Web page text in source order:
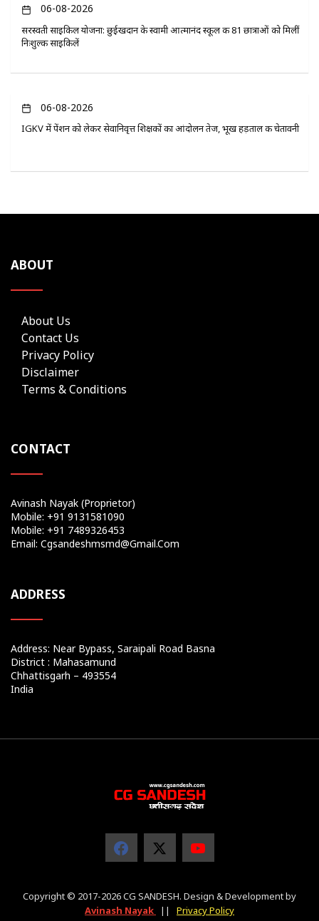
06-08-2026
सरस्वती साइकिल योजना: छुईखदान के स्वामी आत्मानंद स्कूल की 81 छात्राओं को मिलीं
निःशुल्क साइकिलें
06-08-2026
IGKV में पेंशन को लेकर सेवानिवृत्त शिक्षकों का आंदोलन तेज, भूख हड़ताल की चेतावनी
ABOUT
About Us
Contact Us
Privacy Policy
Disclaimer
Terms & Conditions
CONTACT
Avinash Nayak (Proprietor)
Mobile: +91 9131581090
Mobile: +91 7489326453
Email: Cgsandeshmsmd@gmail.com
ADDRESS
Address: Near Bypass, Saraipali Road Basna
District : Mahasamund
Chhattisgarh – 493554
India
Copyright © 2017-2026 CG SANDESH. Design & Development by
Avinash Nayak
|| Privacy Policy